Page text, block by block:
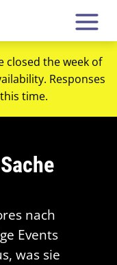
closed the week of
Responses
time.
nach
Events
was sie